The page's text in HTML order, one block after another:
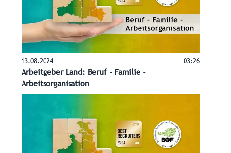
13.08.2024 03:26
Arbeitgeber Land: Beruf - Familie -
Arbeitsorganisation